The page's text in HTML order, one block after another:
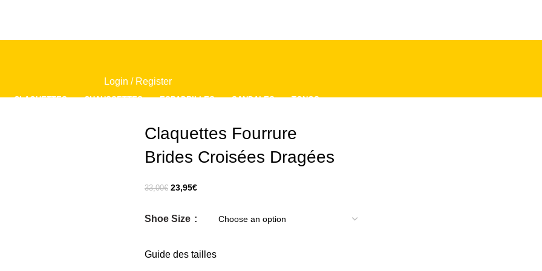
Login / Register
CLAQUETTES CHAUSSETTES ESPADRILLES SANDALES TONGS
Claquettes Fourrure
Brides Croisées Dragées
33,00€ 23,95€
Shoe Size
Guide des tailles